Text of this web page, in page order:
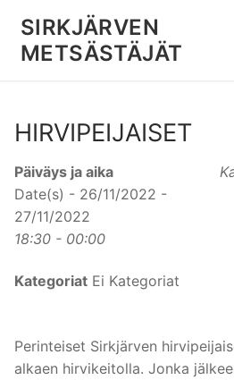
sisältöön
SIRKJÄRVEN
METSÄSTÄJÄT
HIRVIPEIJAISET
Päiväys ja aika
Date(s) - 26/11/2022 -
27/11/2022
18:30 - 00:00
Kategoriat Ei Kategoriat
Perinteiset Sirkjärven
alkaen hirvikeitolla. Jonka